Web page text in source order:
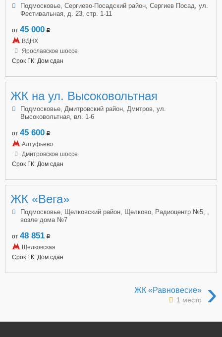
Подмосковье, Сергиево-Посадский район, Сергиев Посад, ул.
Фестивальная, д. 23, стр. 1-11
от 45 000 a
ВДНХ
Ярославское шоссе
Срок ГК: Дом сдан
ЖК на ул. Высоковольтная
Подмосковье, Дмитровский район, Дмитров, ул.
Высоковольтная, вл. 1-6
от 45 600 a
Алтуфьево
Дмитровское шоссе
Срок ГК: Дом сдан
ЖК «Вега»
Подмосковье, Щелковский район, Щелково, Радиоцентр №5, ,
возле дома №7
от 48 851 a
Щелковская
Срок ГК: Дом сдан
›
ЖК «Равновесие»
1 место